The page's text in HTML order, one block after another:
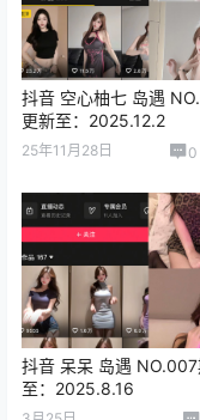
抖音 空心柚七 岛遇
更新至：2025.12.2
25年11月28日 0
抖音 呆呆 岛遇
至：2025.8.16